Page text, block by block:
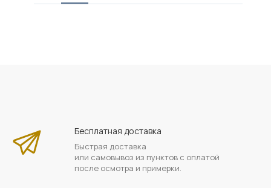
Бесплатная доставка
Быстрая доставка
или самовывоз из пунктов с оплатой
после осмотра и примерки.